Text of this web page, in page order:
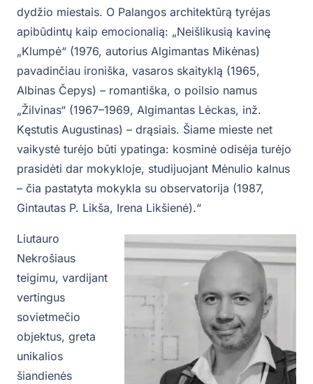
dydžio miestais. O Palangos architektūrą tyrėjas
apibūdintų kaip emocionalią: „Neišlikusią kavinę
„Klumpė“ (1976, autorius Algimantas Mikėnas)
pavadinčiau ironiška, vasaros skaityklą (1965,
Albinas Čepys) – romantiška, o poilsio namus
„Žilvinas“ (1967–1969, Algimantas Lėckas, inž.
Kęstutis Augustinas) – drąsiais. Šiame mieste net
vaikystė turėjo būti ypatinga: kosminė odisėja turėjo
prasidėti dar mokykloje, studijuojant Mėnulio kalnus
– čia pastatyta mokykla su observatorija (1987,
Gintautas P. Likša, Irena Likšienė).“
Liutauro
Nekrošiaus
teigimu, vardijant
vertingus
sovietmečio
objektus, greta
unikalios
šiandienės